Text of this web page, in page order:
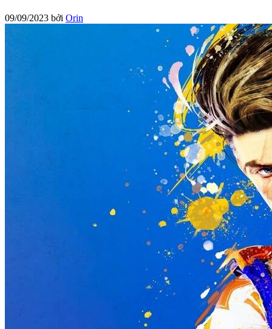
09/09/2023 bởi Orin